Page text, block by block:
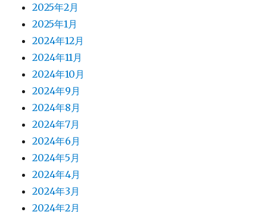
2025年2月
2025年1月
2024年12月
2024年11月
2024年10月
2024年9月
2024年8月
2024年7月
2024年6月
2024年5月
2024年4月
2024年3月
2024年2月